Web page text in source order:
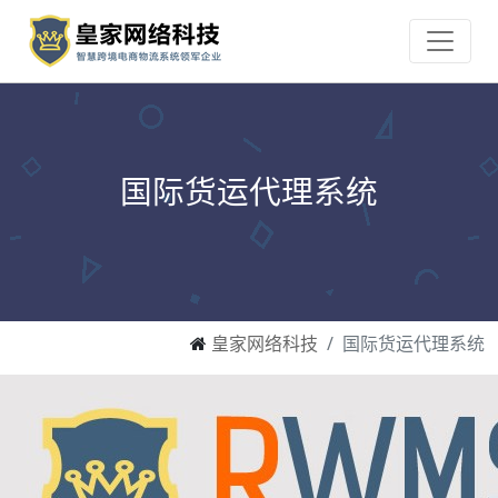
国际货运代理系统
皇家网络科技 国际货运代理系统